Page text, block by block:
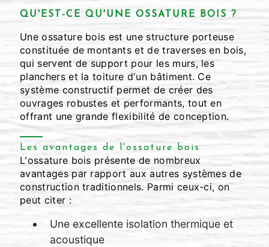
QU'EST-CE QU'UNE OSSATURE BOIS ?
Une ossature bois est une structure porteuse
constituée de montants et de traverses en bois,
qui servent de support pour les murs, les
planchers et la toiture d'un bâtiment. Ce
système constructif permet de créer des
ouvrages robustes et performants, tout en
offrant une grande flexibilité de conception.
Les avantages de l'ossature bois
L'ossature bois présente de nombreux
avantages par rapport aux autres systèmes de
construction traditionnels. Parmi ceux-ci, on
peut citer :
Une excellente isolation thermique et
acoustique